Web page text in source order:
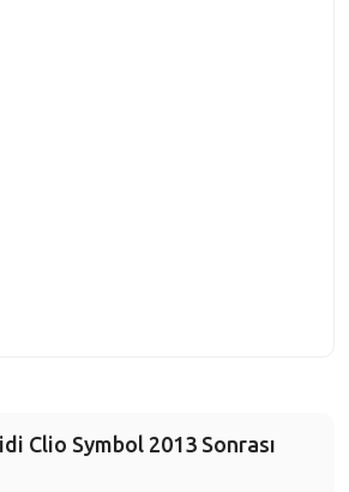
Clio Symbol 2013 Sonrası